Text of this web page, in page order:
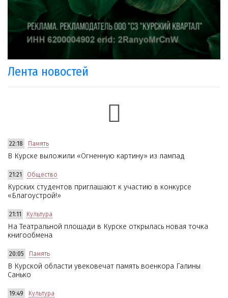
Лента новостей
22:18 Память
В Курске выложили «Огненную картину» из лампад
21:21 Общество
Курских студентов приглашают к участию в конкурсе
«Благоустрой!»
21:11 Культура
На Театральной площади в Курске открылась новая точка
книгообмена
20:05 Память
В Курской области увековечат память военкора Галины
Санько
19:49 Культура